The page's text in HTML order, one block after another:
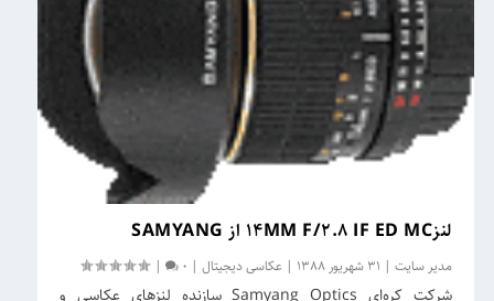
لنز14MM F/2.8 IF ED MC از SAMYANG
مدیر سایت | 31 شهریور 1388 |عکاسی دیجیتال |
0
|
شرکت کره‌ای Samyang Optics سازنده لنزهای عکاسی و